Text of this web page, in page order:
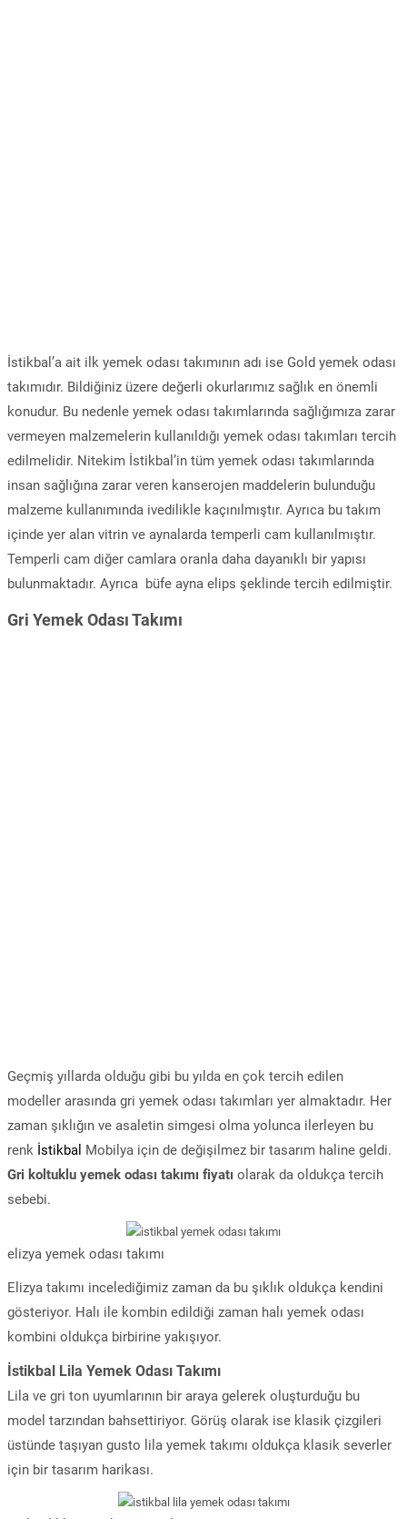
İstikbal’a ait ilk yemek odası takımının adı ise Gold yemek odası
takımıdır. Bildiğiniz üzere değerli okurlarımız sağlık en önemli
konudur. Bu nedenle yemek odası takımlarında sağlığımıza zarar
vermeyen malzemelerin kullanıldığı yemek odası takımları tercih
edilmelidir. Nitekim İstikbal’in tüm yemek odası takımlarında
insan sağlığına zarar veren kanserojen maddelerin bulunduğu
malzeme kullanımında ivedilikle kaçınılmıştır. Ayrıca bu takım
içinde yer alan vitrin ve aynalarda temperli cam kullanılmıştır.
Temperli cam diğer camlara oranla daha dayanıklı bir yapısı
bulunmaktadır. Ayrıca büfe ayna elips şeklinde tercih edilmiştir.
Gri Yemek Odası Takımı
Geçmiş yıllarda olduğu gibi bu yılda en çok tercih edilen
modeller arasında gri yemek odası takımları yer almaktadır. Her
zaman şıklığın ve asaletin simgesi olma yolunca ilerleyen bu
renk İstikbal Mobilya için de değişilmez bir tasarım haline geldi.
Gri koltuklu yemek odası takımı fiyatı olarak da oldukça tercih
sebebi.
elizya yemek odası takımı
Elizya takımı incelediğimiz zaman da bu şıklık oldukça kendini
gösteriyor. Halı ile kombin edildiği zaman halı yemek odası
kombini oldukça birbirine yakışıyor.
İstikbal Lila Yemek Odası Takımı
Lila ve gri ton uyumlarının bir araya gelerek oluşturduğu bu
model tarzından bahsettiriyor. Görüş olarak ise klasik çizgileri
üstünde taşıyan gusto lila yemek takımı oldukça klasik severler
için bir tasarım harikası.